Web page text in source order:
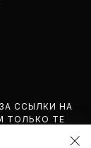
ССЫЛКИ НА
ТОЛЬКО ТЕ